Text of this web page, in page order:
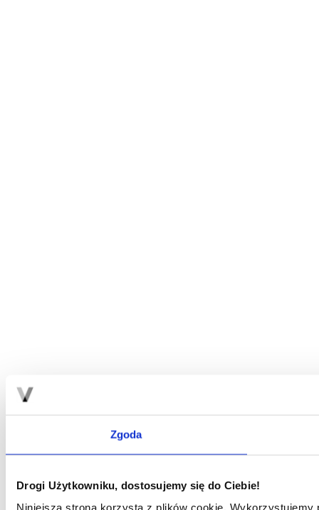
Zgoda
Drogi Użytkowniku, dostosujemy się do Ciebie!
Niniejsza strona korzysta z plików cookie.